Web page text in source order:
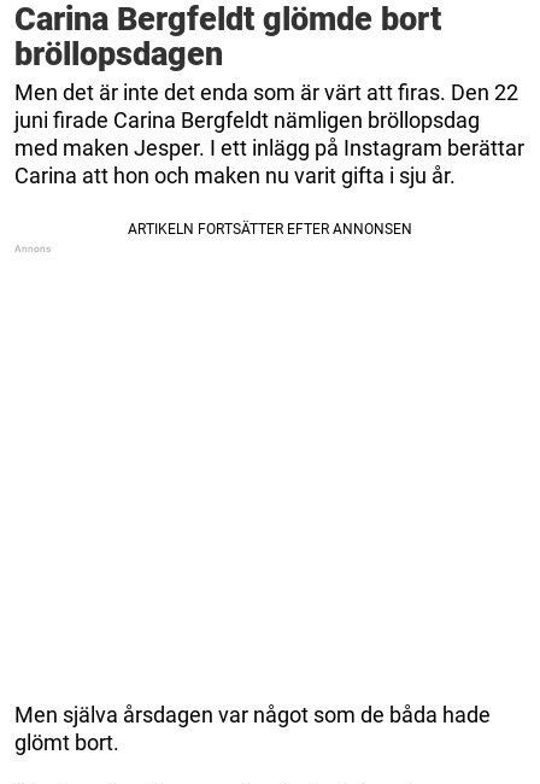
Carina Bergfeldt glömde bort
bröllopsdagen
Men det är inte det enda som är värt att firas. Den 22
juni firade Carina Bergfeldt nämligen bröllopsdag
med maken Jesper. I ett inlägg på Instagram berättar
Carina att hon och maken nu varit gifta i sju år.
Men själva årsdagen var något som de båda hade
glömt bort.